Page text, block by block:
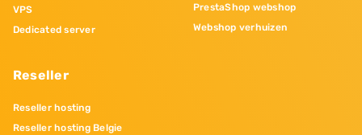
VPS
Dedicated server
Reseller
Reseller hosting
Reseller hosting Belgie
PrestaShop webshop
Webshop verhuizen